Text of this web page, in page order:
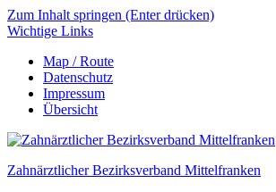
Zum Inhalt springen (Enter drücken)
Wichtige Links
Map / Route
Datenschutz
Impressum
Übersicht
Zahnärztlicher Bezirksverband Mittelfranken